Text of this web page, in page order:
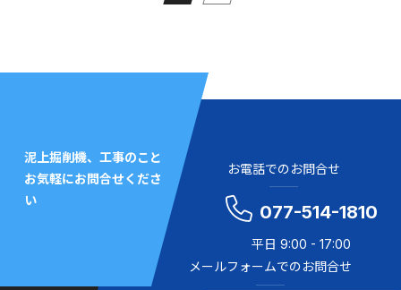
泥上掘削機、工事のこと
お気軽にお問合せくださ
い
お電話でのお問合せ
077-514-1810
平日 9:00 - 17:00
メールフォームでのお問合せ